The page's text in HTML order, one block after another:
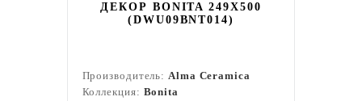
ДЕКОР BONITA 249X500
(DWU09BNT014)
Производитель:Alma Ceramica
Коллекция: Bonita